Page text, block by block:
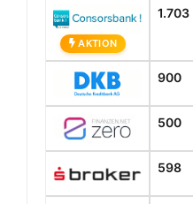
AKTION
1.703
900
500
598